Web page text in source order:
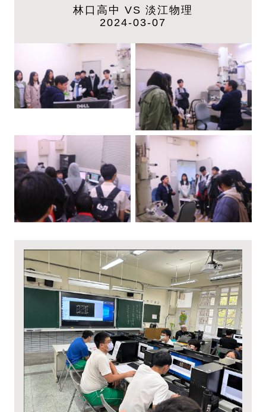
林口高中 VS 淡江物理
2024-03-07
體驗穿透式電子顯微
鏡(TEM)
體驗穿透式電子顯微
鏡(TEM)
體驗原子力顯微鏡
(AFM)
體驗穿透式電子顯微
鏡(TEM)